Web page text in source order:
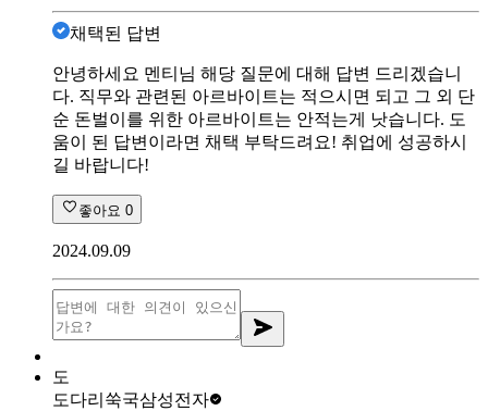
채택된 답변
안녕하세요 멘티님 해당 질문에 대해 답변 드리겠습니
다. 직무와 관련된 아르바이트는 적으시면 되고 그 외 단
순 돈벌이를 위한 아르바이트는 안적는게 낫습니다. 도
움이 된 답변이라면 채택 부탁드려요! 취업에 성공하시
길 바랍니다!
좋아요 0
2024.09.09
도
도다리쑥국삼성전자